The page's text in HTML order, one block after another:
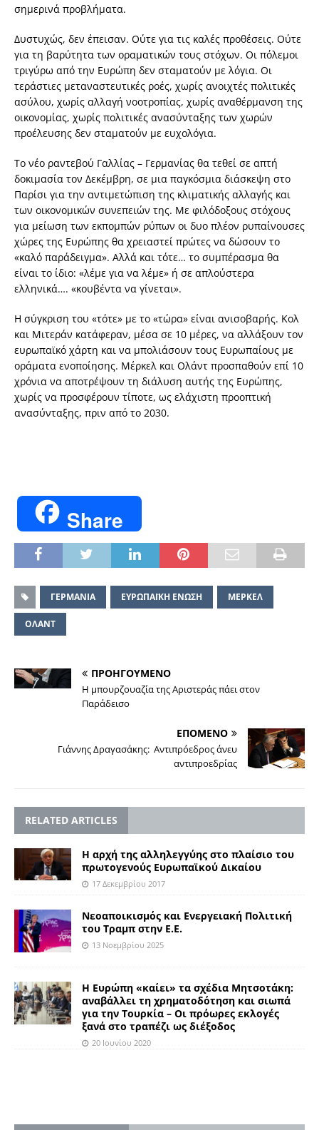
σημερινά προβλήματα.
Δυστυχώς, δεν έπεισαν. Ούτε για τις καλές προθέσεις. Ούτε
για τη βαρύτητα των οραματικών τους στόχων. Οι πόλεμοι
τριγύρω από την Ευρώπη δεν σταματούν με λόγια. Οι
τεράστιες μεταναστευτικές ροές, χωρίς ανοιχτές πολιτικές
ασύλου, χωρίς αλλαγή νοοτροπίας, χωρίς αναθέρμανση της
οικονομίας, χωρίς πολιτικές ανασύνταξης των χωρών
προέλευσης δεν σταματούν με ευχολόγια.
Το νέο ραντεβού Γαλλίας – Γερμανίας θα τεθεί σε απτή
δοκιμασία τον Δεκέμβρη, σε μια παγκόσμια διάσκεψη στο
Παρίσι για την αντιμετώπιση της κλιματικής αλλαγής και
των οικονομικών συνεπειών της. Με φιλόδοξους στόχους
για μείωση των εκπομπών ρύπων οι δυο πλέον ρυπαίνουσες
χώρες της Ευρώπης θα χρειαστεί πρώτες να δώσουν το
«καλό παράδειγμα». Αλλά και τότε… το συμπέρασμα θα
είναι το ίδιο: «λέμε για να λέμε» ή σε απλούστερα
ελληνικά…. «κουβέντα να γίνεται».
Η σύγκριση του «τότε» με το «τώρα» είναι ανισοβαρής. Κολ
και Μιτεράν κατάφεραν, μέσα σε 10 μέρες, να αλλάξουν τον
ευρωπαϊκό χάρτη και να μπολιάσουν τους Ευρωπαίους με
οράματα ενοποίησης. Μέρκελ και Ολάντ προσπαθούν επί 10
χρόνια να αποτρέψουν τη διάλυση αυτής της Ευρώπης,
χωρίς να προσφέρουν τίποτε, ως ελάχιστη προοπτική
ανασύνταξης, πριν από το 2030.
Share
ΓΕΡΜΑΝΙΑ ΕΥΡΩΠΑΪΚΗ ΕΝΩΣΗ ΜΕΡΚΕΛ
ΟΛΑΝΤ
ΠΡΟΗΓΟΥΜΕΝΟ
Η μπουρζουαζία της Αριστεράς πάει στον
Παράδεισο
ΕΠΟΜΕΝΟ
Γιάννης Δραγασάκης: Αντιπρόεδρος άνευ
αντιπροεδρίας
RELATED ARTICLES
Η αρχή της αλληλεγγύης στο πλαίσιο του
πρωτογενούς Ευρωπαϊκού Δικαίου
17 Δεκεμβρίου 2017
Νεοαποικισμός και Ενεργειακή Πολιτική
του Τραμπ στην Ε.Ε.
13 Νοεμβρίου 2025
Η Ευρώπη «καίει» τα σχέδια Μητσοτάκη:
αναβάλλει τη χρηματοδότηση και σιωπά
για την Τουρκία – Οι πρόωρες εκλογές
ξανά στο τραπέζι ως διέξοδος
20 Ιουνίου 2020